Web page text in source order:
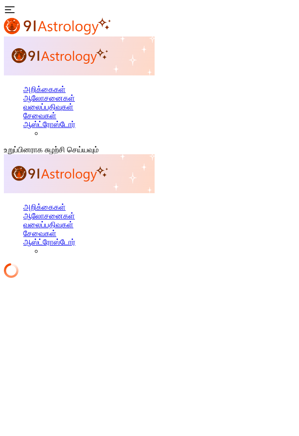
அறிக்கைகள்
ஆலோசனைகள்
வலைப்பதிவுகள்
சேவைகள்
ஆஸ்ட்ரோஸ்டோர்
உறுப்பினராக சுழற்சி செய்யவும்
அறிக்கைகள்
ஆலோசனைகள்
வலைப்பதிவுகள்
சேவைகள்
ஆஸ்ட்ரோஸ்டோர்